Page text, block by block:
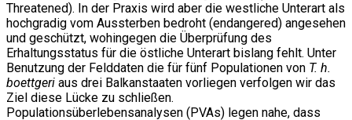
Threatened). In der Praxis wird aber die westliche Unterart als
hochgradig vom Aussterben bedroht (endangered) angesehen
und geschützt, wohingegen die Überprüfung des
Erhaltungsstatus für die östliche Unterart bislang fehlt. Unter
Benutzung der Felddaten die für fünf Populationen von T. h.
boettgeri aus drei Balkanstaaten vorliegen verfolgen wir das
Ziel diese Lücke zu schließen.
Populationsüberlebensanalysen (PVAs) legen nahe, dass